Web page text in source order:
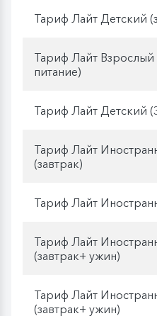
Тариф Лайт Детский
Тариф Лайт Взрослый
питание)
Тариф Лайт Детский
Тариф Лайт
(завтрак)
Тариф Лайт
Тариф Лайт
(завтрак+ ужин)
Тариф Лайт
(завтрак+ ужин)